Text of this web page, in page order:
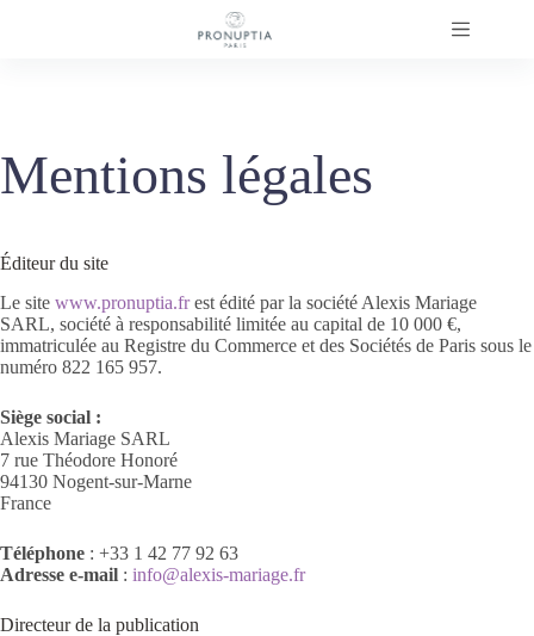
Mentions légales
Éditeur du site
Le site www.pronuptia.frest édité par la société Alexis Mariage
SARL, société à responsabilité limitée au capital de 10 000 €,
immatriculée au Registre du Commerce et des Sociétés de Paris sous le
numéro 822 165 957.
Siège social :
Alexis Mariage SARL
7 rue Théodore Honoré
94130 Nogent-sur-Marne
France
Téléphone : +33 1 42 77 92 63
Adresse e-mail : info@alexis-mariage.fr
Directeur de la publication